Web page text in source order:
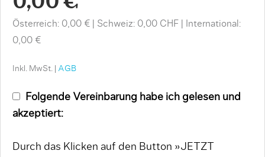
Österreich: 0,00 € Schweiz: 0,00 CHF
International:
0,00 €
Inkl. MwSt. | AGB
Folgende Vereinbarung habe ich gelesen und
akzeptiert:
Durch das Klicken auf den Button »JETZT